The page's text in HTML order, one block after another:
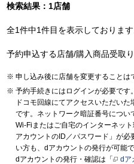
検索結果：1店舗
全1件中1件目を表示しておりま
予約申込する店舗/購入商品受取
申し込み後に店舗を変更することは
予約手続きにはログインが必要です。
ドコモ回線にてアクセスいただい
です。ネットワーク暗証番号につい
Wi-Fiまたはご自宅のインターネッ
アカウントのID／パスワード」が
い方も、dアカウントの発行が可能で
dアカウントの発行・確認は「
dア